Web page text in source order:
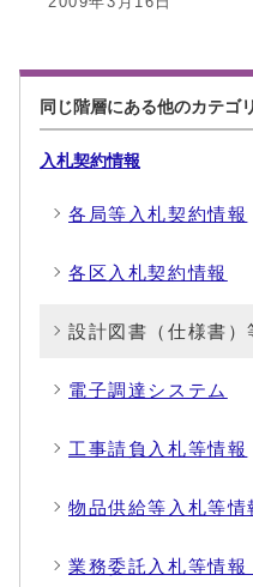
同じ階層にある他のカテゴリ
入札契約情報
各局等入札契約情報
各区入札契約情報
設計図書（仕様書
電子調達システム
工事請負入札等情報
物品供給等入札等情
業務委託入札等情